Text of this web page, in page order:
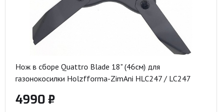
Нож в сборе Quattro Blade 18" (46см) для
газонокосилки Holzfforma-ZimAni HLC247 / LC247
4990 ₽